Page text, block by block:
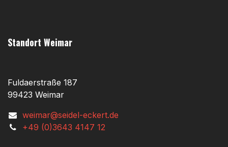
Standort Weimar
Fuldaerstraße 187
99423 Weimar
weimar@seidel-eckert.de
+49 (0)3643 4147 12